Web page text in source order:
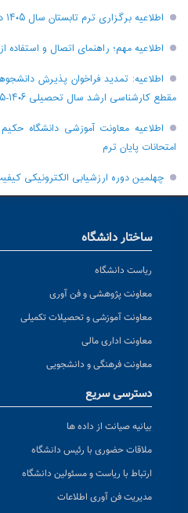
اطلاعیه برگزاری ترم تابستان سال ۱۴۰۵ دانشگاه حکیم سبزواری
اطلاعیه مهم؛ راهنمای اتصال و استفاده
اطلاعیه: تمدید فراخوان پذیرش
مقطع کارشناسی ارشد سال تحصیلی ۱۴۰۶-۱۴۰۵
اطلاعیه معاونت آموزشی دانشگاه
امتحانات پایان ترم
چهلمین دوره ارزشیابی الکترونیکی
ساختار دانشگاه
ریاست دانشگاه
معاونت پژوهشی و فن آوری
معاونت آموزشی و تحصیلات تکمیلی
معاونت اداری مالی
معاونت فرهنگی و دانشجویی
دسترسی سریع
بیانیه صیانت از داده ها
ملاقات حضوری با رئیس دانشگاه
ارتباط با ریاست و مسئولین دانشگاه
مدیریت فن آوری اطلاعات